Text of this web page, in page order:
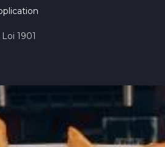
1901